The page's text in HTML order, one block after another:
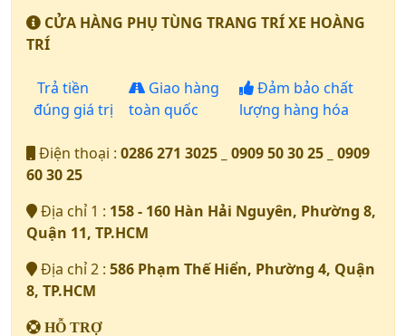
CỬA HÀNG PHỤ TÙNG TRANG TRÍ XE HOÀNG
TRÍ
Trả tiền
đúng giá trị
Giao hàng
toàn quốc
Đảm bảo chất
lượng hàng hóa
Điện thoại : 0286 271 3025 _ 0909 50 30 25 _ 0909
60 30 25
Địa chỉ 1 : 158 - 160 Hàn Hải Nguyên, Phường 8,
Quận 11, TP.HCM
Địa chỉ 2 : 586 Phạm Thế Hiển, Phường 4, Quận
8, TP.HCM
HỖ TRỢ